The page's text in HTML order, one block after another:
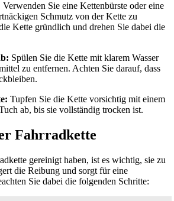
Verwenden Sie eine Kettenbürste oder eine
Schmutz von der Kette zu
Kette gründlich und drehen Sie dabei die
Spülen Sie die Kette mit klarem Wasser
zu entfernen. Achten Sie darauf, dass
Tupfen Sie die Kette vorsichtig mit einem
ab, bis sie vollständig trocken ist.
Fahrradkette
gereinigt haben, ist es wichtig, sie zu
die Reibung und sorgt für eine
Sie dabei die folgenden Schritte: